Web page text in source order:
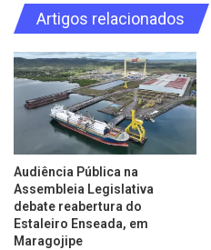
Artigos relacionados
Audiência Pública na
Assembleia Legislativa
debate reabertura do
Estaleiro Enseada, em
Maragojipe